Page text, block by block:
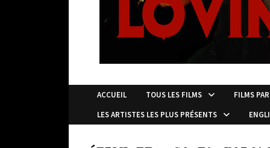
ACCUEIL TOUS LES FILMS
FILMS
LES ARTISTES LES PLUS PRÉSENTS